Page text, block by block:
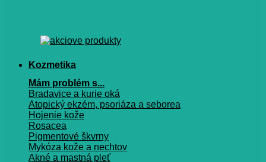
Kozmetika
Mám problém s...
Bradavice a kurie oká
Atopický ekzém, psoriáza a seborea
Hojenie kože
Rosacea
Pigmentové škvrny
Mykóza kože a nechtov
Akné a mastná pleť